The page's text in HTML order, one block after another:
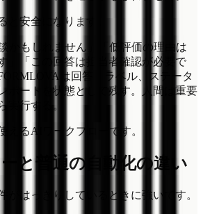
と安全になります。
かもしれません」「低評価の理由は
」「この回答は担当者確認が必要で
は回答、ラベル、ステータ
ポートを状態として残す。人間は重要
実行する。
えるAIワークフローです。
と普通の自動化の違い
がはっきりしているときに強いです。